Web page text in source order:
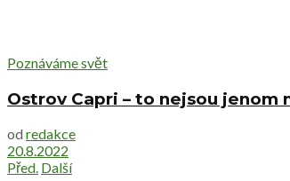
Poznáváme svět
Ostrov Capri – to nejsou
od redakce
20.8.2022
Před. Další